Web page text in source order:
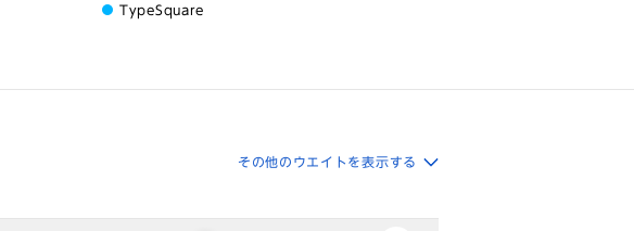
TypeSquare
その他のウエイトを表示する